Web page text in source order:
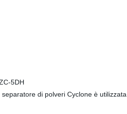
5DH
di polveri Cyclone è